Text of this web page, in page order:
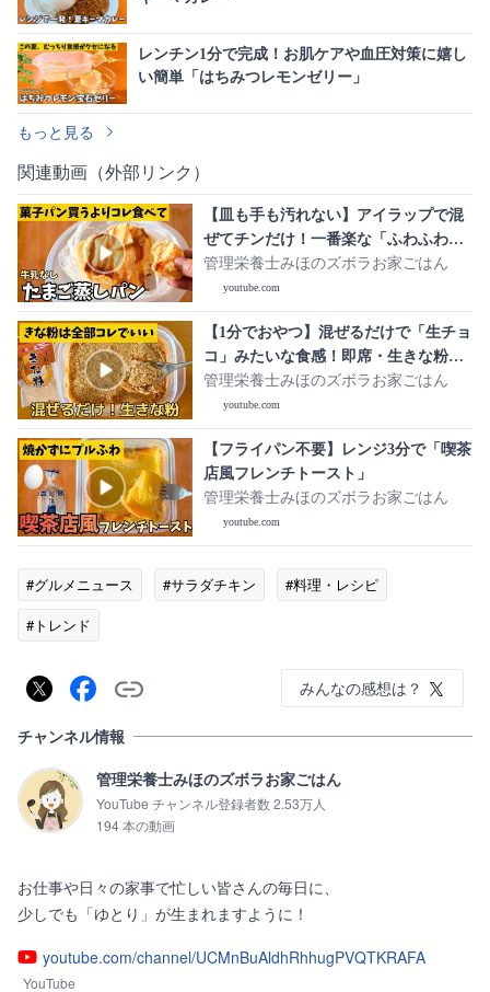
レンチン1分で完成！お肌ケアや血圧対策に嬉し
い簡単「はちみつレモンゼリー」
もっと見る
関連動画（外部リンク）
【皿も手も汚れない】アイラップで混
ぜてチンだけ！一番楽な「ふわふわた
まご蒸しパン」
管理栄養士みほのズボラお家ごはん
youtube.com
【1分でおやつ】混ぜるだけで「生チョ
コ」みたいな食感！即席・生きな粉の
作り方
管理栄養士みほのズボラお家ごはん
youtube.com
【フライパン不要】レンジ3分で「喫茶
店風フレンチトースト」
管理栄養士みほのズボラお家ごはん
youtube.com
#グルメニュース #サラダチキン
#料理・レシピ
#トレンド
みんなの感想は？
チャンネル情報
管理栄養士みほのズボラお家ごはん
YouTube チャンネル登録者数 2.53万人
194 本の動画
お仕事や日々の家事で忙しい皆さんの毎日に、
少しでも「ゆとり」が生まれますように！
youtube.com/channel/UCMnBuAldhRhhugPVQTKRAFA
YouTube